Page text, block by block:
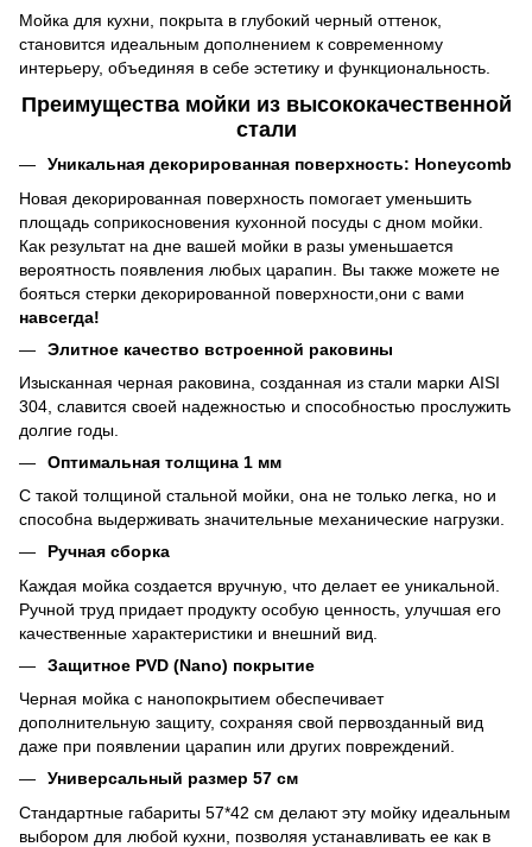
Мойка для кухни, покрыта в глубокий черный оттенок,
становится идеальным дополнением к современному
интерьеру, объединяя в себе эстетику и функциональность.
Преимущества мойки из высококачественной
стали
Уникальная декорированная поверхность: Honeycomb
Новая декорированная поверхность помогает уменьшить
площадь соприкосновения кухонной посуды с дном мойки.
Как результат на дне вашей мойки в разы уменьшается
вероятность появления любых царапин. Вы также можете не
бояться стерки декорированной поверхности,они с вами
навсегда!
Элитное качество встроенной раковины
Изысканная черная раковина, созданная из стали марки AISI
304, славится своей надежностью и способностью прослужить
долгие годы.
Оптимальная толщина 1 мм
С такой толщиной стальной мойки, она не только легка, но и
способна выдерживать значительные механические нагрузки.
Ручная сборка
Каждая мойка создается вручную, что делает ее уникальной.
Ручной труд придает продукту особую ценность, улучшая его
качественные характеристики и внешний вид.
Защитное PVD (Nano) покрытие
Черная мойка с нанопокрытием обеспечивает
дополнительную защиту, сохраняя свой первозданный вид
даже при появлении царапин или других повреждений.
Универсальный размер 57 см
Стандартные габариты 57*42 см делают эту мойку идеальным
выбором для любой кухни, позволяя устанавливать ее как в